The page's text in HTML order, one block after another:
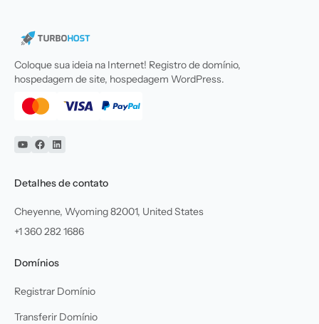
Coloque sua ideia na Internet! Registro de domínio,
hospedagem de site, hospedagem WordPress.
YouTube
Facebook
Linkedin
Detalhes de contato
Cheyenne, Wyoming 82001, United States
+1 360 282 1686
Domínios
Registrar Domínio
Transferir Domínio